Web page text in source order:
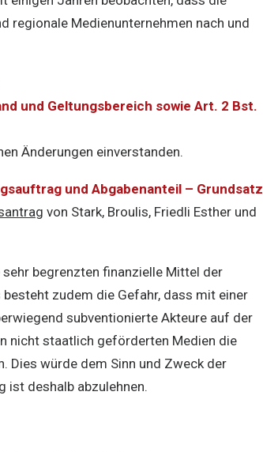
regionale Medienunternehmen nach und
und Geltungsbereich sowie Art. 2 Bst.
Änderungen einverstanden.
und Abgabenanteil – Grundsatz
von Stark, Broulis, Friedli Esther und
begrenzten finanzielle Mittel der
zudem die Gefahr, dass mit einer
subventionierte Akteure auf der
nicht staatlich geförderten Medien die
Dies würde dem Sinn und Zweck der
ist deshalb abzulehnen.